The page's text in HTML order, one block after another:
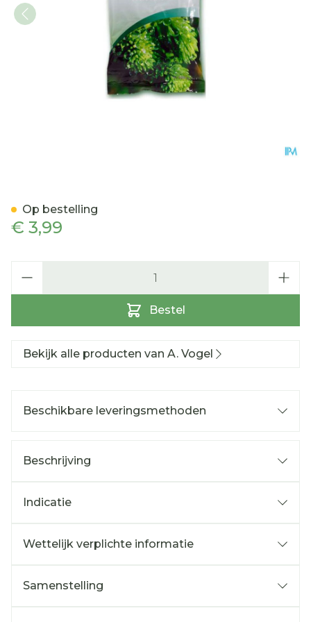
€ 3,99
Bestel
Op bestelling
Bekijk alle producten van A. Vogel
Beschikbare leveringsmethoden
Beschrijving
Indicatie
Wettelijk verplichte informatie
Samenstelling